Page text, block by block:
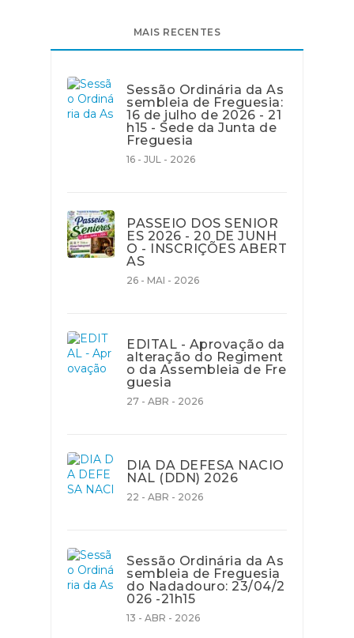
MAIS RECENTES
Sessão Ordinária da As
sembleia de Freguesia:
16 de julho de 2026 - 21
h15 - Sede da Junta de
Freguesia
16 - JUL - 2026
PASSEIO DOS SENIOR
ES 2026 - 20 DE JUNH
O - INSCRIÇÕES ABERT
AS
26 - MAI - 2026
EDITAL - Aprovação da
alteração do Regiment
o da Assembleia de Fre
guesia
27 - ABR - 2026
DIA DA DEFESA NACIO
NAL (DDN) 2026
22 - ABR - 2026
Sessão Ordinária da As
sembleia de Freguesia
do Nadadouro: 23/04/2
026 -21h15
13 - ABR - 2026